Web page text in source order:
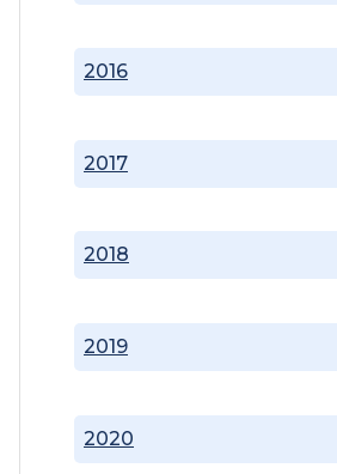
2016
2017
2018
2019
2020